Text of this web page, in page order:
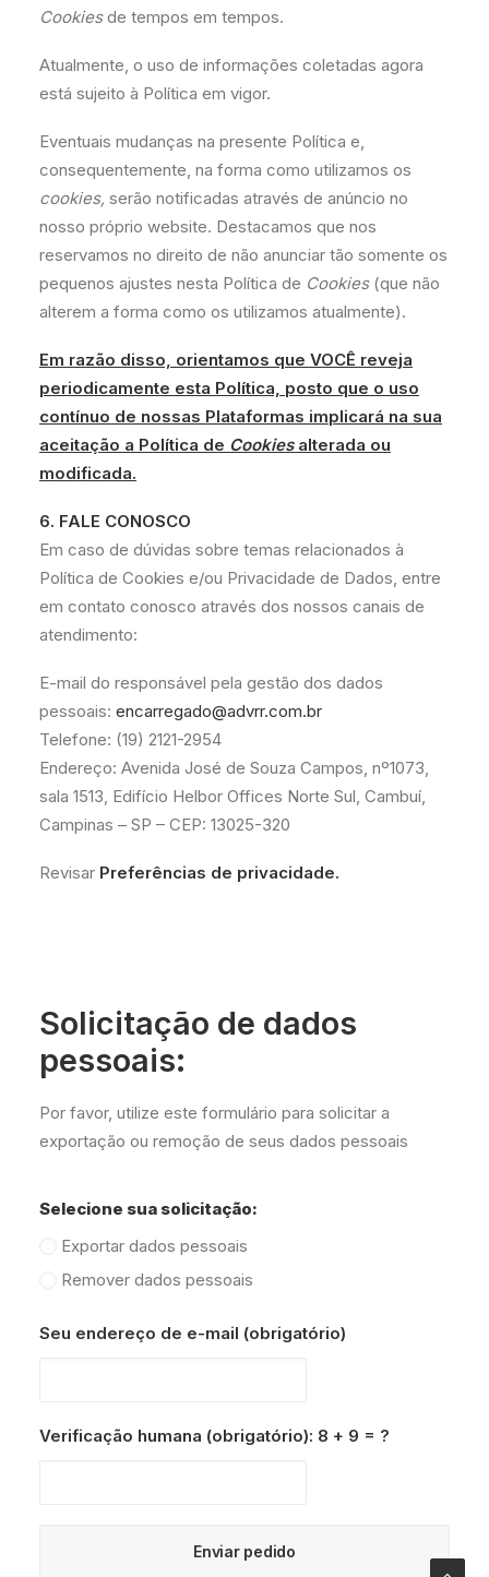
Cookiesde tempos em tempos.
Atualmente, o uso de informações coletadas agora
está sujeito à Política em vigor.
Eventuais mudanças na presente Política e,
consequentemente, na forma como utilizamos os
cookies, serão notificadas através de anúncio no
nosso próprio website. Destacamos que nos
reservamos no direito de não anunciar tão somente os
pequenos ajustes nesta Política de Cookies(que não
alterem a forma como os utilizamos atualmente).
Em razão disso, orientamos que VOCÊ reveja
periodicamente esta Política, posto que o uso
contínuo de nossas Plataformas implicará na sua
aceitação a Política de Cookiesalterada ou
modificada.
6. FALE CONOSCO
Em caso de dúvidas sobre temas relacionados à
Política de Cookies e/ou Privacidade de Dados, entre
em contato conosco através dos nossos canais de
atendimento:
E-mail do responsável pela gestão dos dados
pessoais: encarregado@advrr.com.br
Telefone: (19) 2121-2954
Endereço: Avenida José de Souza Campos, nº1073,
sala 1513, Edifício Helbor Offices Norte Sul, Cambuí,
Campinas – SP – CEP: 13025-320
Revisar Preferências de privacidade.
Solicitação de dados
pessoais:
Por favor, utilize este formulário para solicitar a
exportação ou remoção de seus dados pessoais
Selecione sua solicitação:
Exportar dados pessoais
Remover dados pessoais
Seu endereço de e-mail (obrigatório)
Verificação humana (obrigatório): 8 + 9 = ?